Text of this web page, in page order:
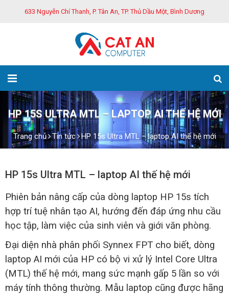
633 Nguyễn Chí Thanh, P. Tân An, TP. Thủ Dầu Một, Bình Dương
HP 15S ULTRA MTL – LAPTOP AI THẾ HỆ MỚI
Trang chủ Tin tức HP 15s Ultra MTL – laptop AI thế hệ mới
HP 15s Ultra MTL – laptop AI thế hệ mới
Phiên bản nâng cấp của dòng laptop HP 15s tích
hợp trí tuệ nhân tạo AI, hướng đến đáp ứng nhu cầu
học tập, làm việc của sinh viên và giới văn phòng.
Đại diện nhà phân phối Synnex FPT cho biết, dòng
laptop AI mới của HP có bộ vi xử lý Intel Core Ultra
(MTL) thế hệ mới, mang sức mạnh gấp 5 lần so với
máy tính thông thường. Mẫu laptop cũng được hãng